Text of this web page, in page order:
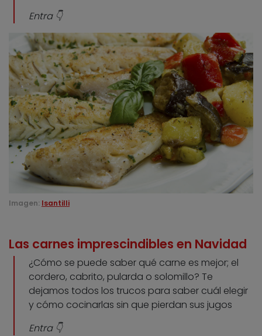
Entra 👇
Imagen: lsantilli
Las carnes imprescindibles en Navidad
¿Cómo se puede saber qué carne es mejor; el
cordero, cabrito, pularda o solomillo? Te
dejamos todos los trucos para saber cuál elegir
y cómo cocinarlas sin que pierdan sus jugos
Entra 👇